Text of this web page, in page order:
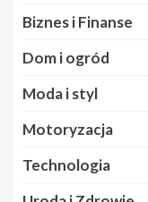
Biznes i Finanse
Dom i ogród
Moda i styl
Motoryzacja
Technologia